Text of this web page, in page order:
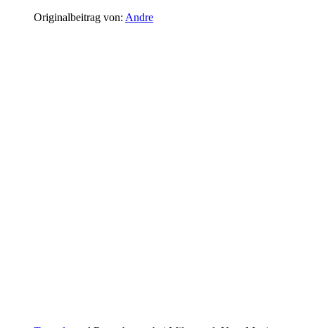
Originalbeitrag von: Andre